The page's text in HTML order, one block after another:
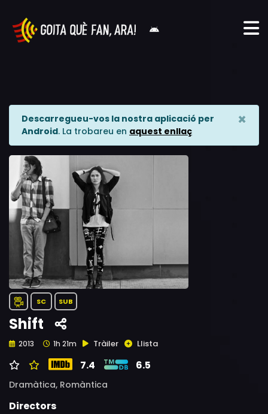
Descarregueu-vos la nostra aplicació per
Android. La trobareu en aquest enllaç
×
SC SUB
Shift
2013 1h 21m Tràiler Llista
7.4 6.5
Dramàtica, Romàntica
Directors